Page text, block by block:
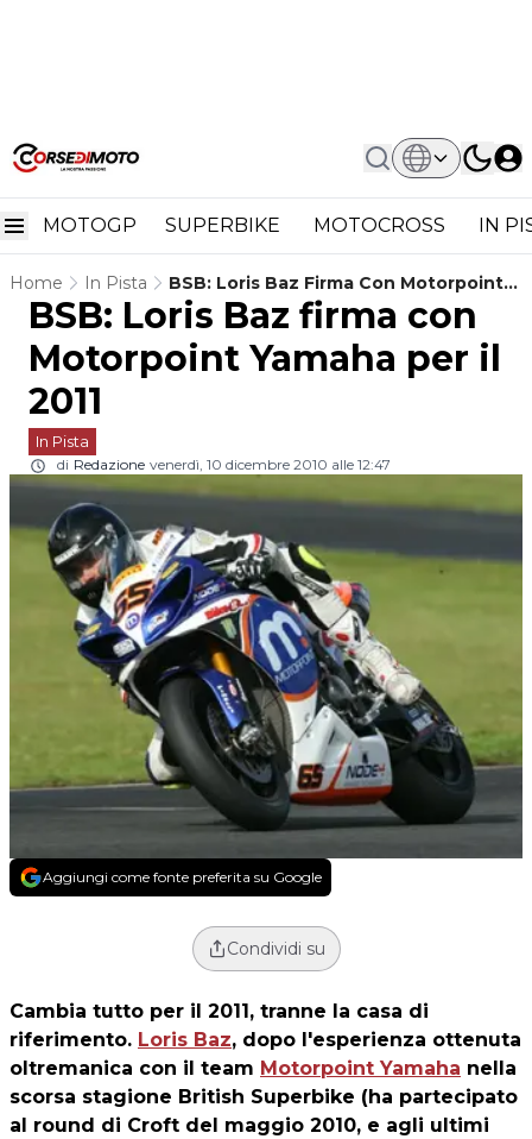
MOTOGP SUPERBIKE MOTOCROSS IN
Home In Pista
BSB: Loris Baz Firma Con Motorpoint
Yamaha Per Il 2011
BSB: Loris Baz firma con
Motorpoint Yamaha per il
2011
In Pista
di Redazione venerdì, 10 dicembre 2010 alle 12:47
Aggiungi come fonte preferita su Google
Condividi su
Cambia tutto per il 2011, tranne la casa di
riferimento. Loris Baz, dopo l'esperienza ottenuta
oltremanica con il team Motorpoint Yamaha nella
scorsa stagione British Superbike (ha partecipato
al round di Croft del maggio 2010, e agli ultimi